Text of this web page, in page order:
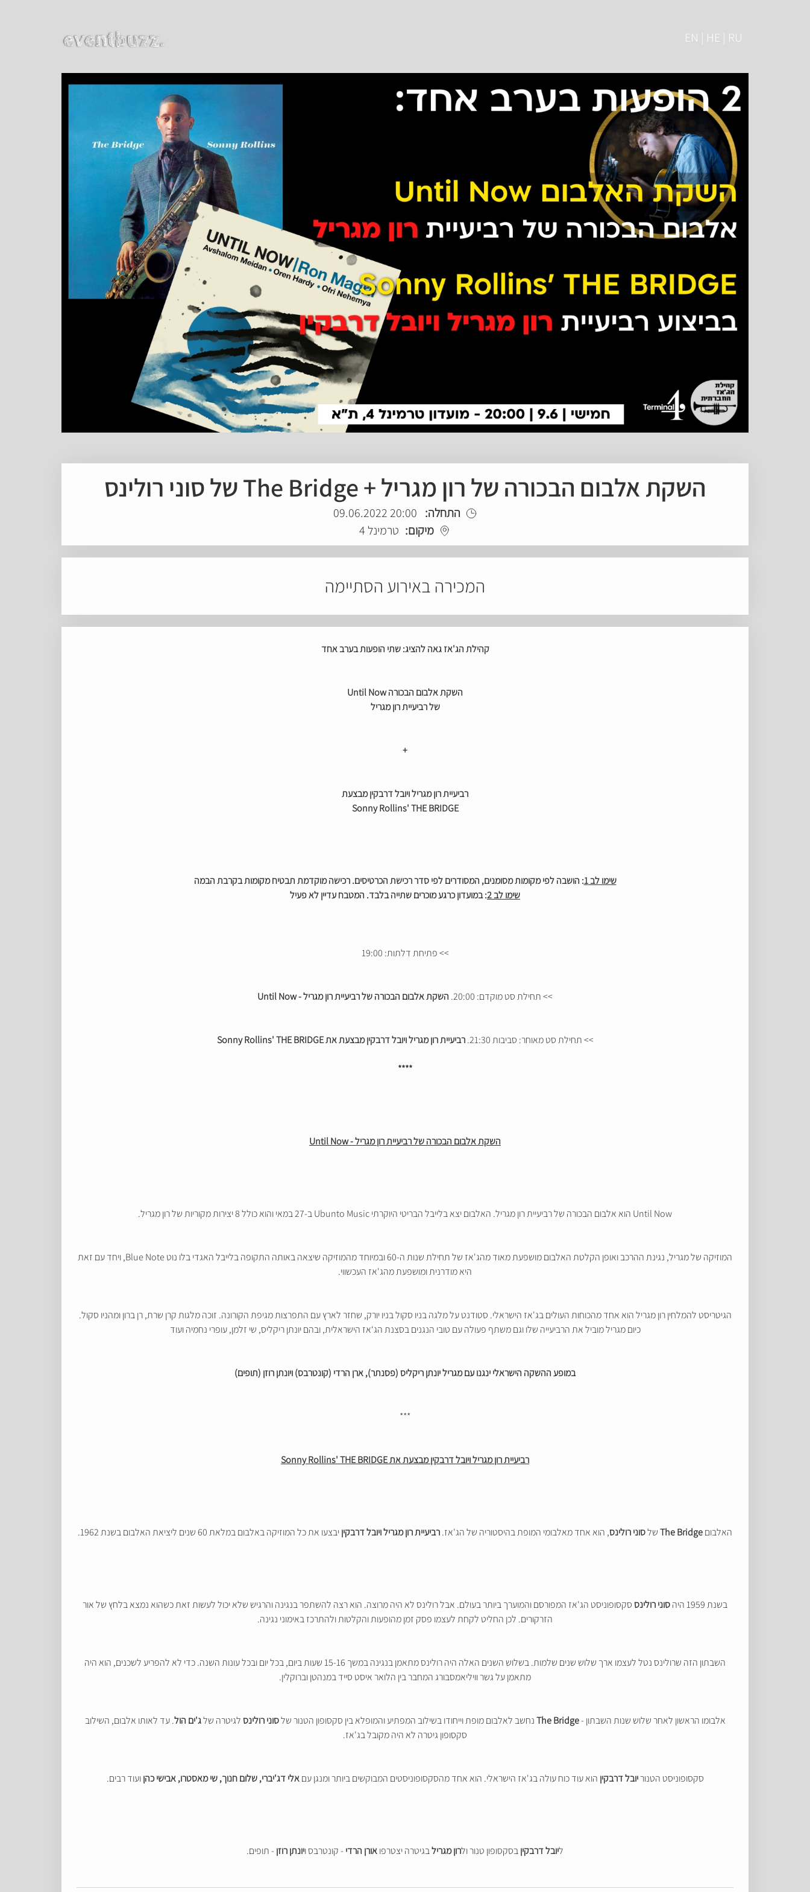
EN | HE | RU
השקת אלבום הבכורה של רון מגריל + The Bridge של סוני רולינס
התחלה: 20:00 09.06.2022
מיקום: טרמינל 4
המכירה באירוע הסתיימה
קהילת הג'אז גאה להציג: שתי הופעות בערב אחד
השקת אלבום הבכורה Until Now
של רביעיית רון מגריל
+
רביעיית רון מגריל ויובל דרבקין מבצעת
Sonny Rollins' THE BRIDGE
שימו לב 1 : הושבה לפי מקומות מסומנים, המסודרים לפי סדר רכישת הכרטיסים. רכישה מוקדמת תבטיח מקומות בקרבת הבמה
שימו לב 2 : במועדון כרגע מוכרים שתייה בלבד. המטבח עדיין לא פעיל
>> פתיחת דלתות: 19:00
>> תחילת סט מוקדם: 20:00. השקת אלבום הבכורה של רביעיית רון מגריל - Until Now
>> תחילת סט מאוחר: סביבות 21:30. רביעיית רון מגריל ויובל דרבקין מבצעת את Sonny Rollins' THE BRIDGE
****
השקת אלבום הבכורה של רביעיית רון מגריל - Until Now
Until Now הוא אלבום הבכורה של רביעיית רון מגריל. האלבום יצא בלייבל הבריטי היוקרתי Ubunto Music ב-27 במאי והוא כולל 8 יצירות מקוריות של רון מגריל.
המוזיקה של מגריל, נגינת ההרכב ואופן הקלטת האלבום מושפעת מאוד מהג'אז של תחילת שנות ה-60 ובמיוחד מהמוזיקה שיצאה באותה התקופה בלייבל האגדי בלו נוט Blue Note, ויחד עם זאת
היא מודרנית ומושפעת מהג'אז העכשווי.
הגיטריסט להמלחין רון מגריל הוא אחד מהכוחות העולים בג'אז הישראלי. סטודנט על מלגה בניו סקול בניו יורק, שחזר לארץ עם התפרצות מגיפת הקורונה. זוכה מלגות קרן שרת, רן ברון ומהניו סקול.
כיום מגריל מוביל את הרביעייה שלו וגם משתף פעולה עם טובי הנגנים בסצנת הג‘אז הישראלית, ובהם יונתן ריקליס, שי זלמן, עופרי נחמיה ועוד
במופע ההשקה הישראלי ינגנו עם מגריל יונתן ריקליס (פסנתר), ארן הרדי (קונטרבס) ויונתן רוזן (תופים)
***
רביעיית רון מגריל ויובל דרבקין מבצעת את Sonny Rollins' THE BRIDGE
האלבוםThe Bridgeשלסוני רולינס, הוא אחד מאלבומי המופת בהיסטוריה של הג'אז.רביעיית רון מגריל ויובל דרבקיןיבצעו את כל המוזיקה באלבום במלאת 60 שנים ליציאת האלבום בשנת 1962.
בשנת 1959 היה סוני רולינססקסופוניסט הג'אז המפורסם והמוערך ביותר בעולם. אבל רולינס לא היה מרוצה. הוא רצה להשתפר בנגינה והרגיש שלא יכול לעשות זאת כשהוא נמצא בלחץ של אור
הזרקורים. לכן החליט לקחת לעצמו פסק זמן מהופעות והקלטות ולהתרכז באימוני נגינה.
השבתון הזה שרולינס נטל לעצמו ארך שלוש שנים שלמות. בשלוש השנים האלה היה רולינס מתאמן בנגינה במשך 15-16 שעות ביום, בכל יום ובכל עונות השנה. כדי לא להפריע לשכנים, הוא היה
מתאמן על גשר וויליאמסבורג המחבר בין הלואר איסט סייד במנהטן וברוקלין.
אלבומו הראשון לאחר שלוש שנות השבתון - TheBridge נחשב לאלבום מופת וייחודו בשילוב המפתיע והמופלא בין סקסופון הטנור שלסוני רולינסלגיטרה שלג'ים הול. עד לאותו אלבום, השילוב
סקסופון גיטרה לא היה מקובל בג'אז.
סקסופוניסט הטנוריובל דרבקין הוא עוד כוח עולה בג'אז הישראלי. הוא אחד מהסקסופוניסטים המבוקשים ביותר ומנגן עםאלי דג'יברי, שלום חנוך, שי מאסטרו, אבישי כהןועוד רבים.
ליובל דרבקיןבסקסופון טנור ולרון מגרילבגיטרה יצטרפואורן הרדי - קונטרבס ויונתן רוזן - תופים.